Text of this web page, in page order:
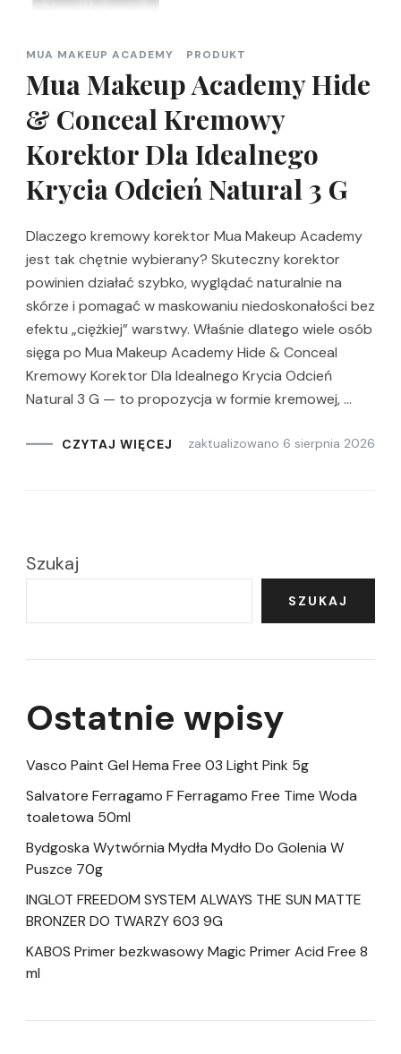
MUA MAKEUP ACADEMY PRODUKT
Mua Makeup Academy Hide
& Conceal Kremowy
Korektor Dla Idealnego
Krycia Odcień Natural 3 G
Dlaczego kremowy korektor Mua Makeup Academy
jest tak chętnie wybierany? Skuteczny korektor
powinien działać szybko, wyglądać naturalnie na
skórze i pomagać w maskowaniu niedoskonałości bez
efektu „ciężkiej” warstwy. Właśnie dlatego wiele osób
sięga po Mua Makeup Academy Hide & Conceal
Kremowy Korektor Dla Idealnego Krycia Odcień
Natural 3 G — to propozycja w formie kremowej, …
CZYTAJ WIĘCEJ zaktualizowano 6 sierpnia 2026
Szukaj
SZUKAJ
Ostatnie wpisy
Vasco Paint Gel Hema Free 03 Light Pink 5g
Salvatore Ferragamo F Ferragamo Free Time Woda
toaletowa 50ml
Bydgoska Wytwórnia Mydła Mydło Do Golenia W
Puszce 70g
INGLOT FREEDOM SYSTEM ALWAYS THE SUN MATTE
BRONZER DO TWARZY 603 9G
KABOS Primer bezkwasowy Magic Primer Acid Free 8
ml